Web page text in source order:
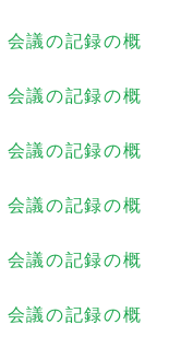
会議の記録の概
会議の記録の概
会議の記録の概
会議の記録の概
会議の記録の概
会議の記録の概